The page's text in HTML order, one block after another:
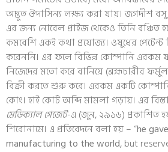
অদ্ভুত ঔদাসিন্য লক্ষ্য করা যায়। জগদীশ বসু
এর জন্য নোবেল প্রাইজ থেকেও তিনি বঞ্চিত
কমবেশি একই কথা প্রযোজ্য। ওষুধের
করেননি। এর ফলে বিভিন্ন কোম্পানি এরকম
নিজেদের মতো করে বানিয়ে (ব্রহ্মচারীর
বিক্রী করতে শুরু করে। এরকম একটি
কোং। হাই কোর্ট অব্দি মামলা গড়ায়। এর
মেডিক্যাল গেজেট-এ (জুন, ২৯১৬) প্রকাশিত
শিরোনামে। এ প্রতিবেদনে বলা হয় – “he
manufacturing to the world, but